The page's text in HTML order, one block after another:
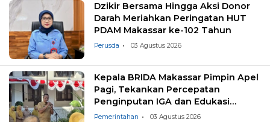
Dzikir Bersama Hingga Aksi Donor
Darah Meriahkan Peringatan HUT
PDAM Makassar ke-102 Tahun
Perusda 03 Agustus 2026
Kepala BRIDA Makassar Pimpin Apel
Pagi, Tekankan Percepatan
Penginputan IGA dan Edukasi
Pemilahan Sampah
Pemerintahan 03 Agustus 2026